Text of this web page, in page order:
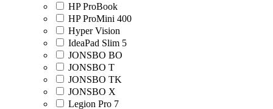
HP ProBook
HP ProMini 400
Hyper Vision
IdeaPad Slim 5
JONSBO BO
JONSBO T
JONSBO TK
JONSBO X
Legion Pro 7